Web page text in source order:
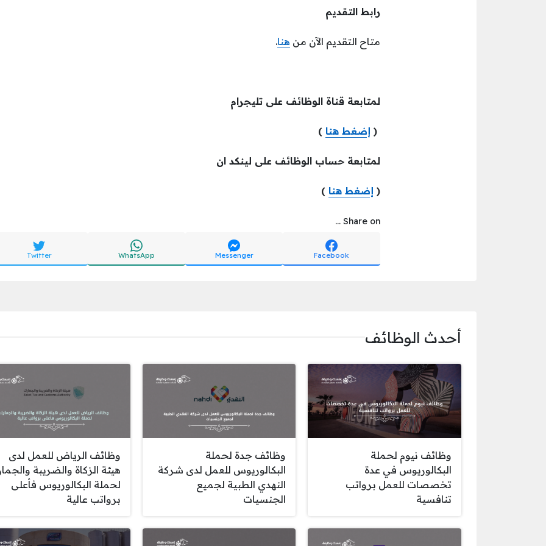
رابط التقديم
متاح التقديم الآن من هنا.
لمتابعة قناة الوظائف على تليجرام
( إضغط هنا )
لمتابعة حساب الوظائف على لينكد ان
( إضغط هنا )
Share on ...
Facebook
Messenger
WhatsApp
Twitter
أحدث الوظائف
وظائف نيوم لحملة
البكالوريوس في عدة
تخصصات للعمل برواتب
تنافسية
وظائف جدة لحملة
البكالوريوس للعمل لدى شركة
النهدي الطبية لجميع
الجنسيات
وظائف الرياض للعمل لدى
هيئة الزكاة والضريبة
لحملة البكالوريوس فأعلى
برواتب عالية